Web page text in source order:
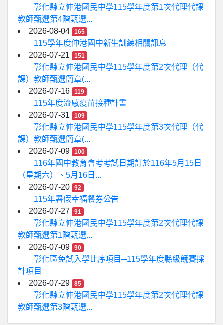
彰化縣立伸港國民中學115學年度第1次代理代課
教師甄選第4階甄選...
2026-08-04
165
115學年度伸港國中新生訓練相關訊息
2026-07-21
151
彰化縣立伸港國民中學115學年度第2次代理（代
課）教師甄選簡章(...
2026-07-16
119
115年度流感疫苗接種計畫
2026-07-31
109
彰化縣立伸港國民中學115學年度第3次代理（代
課）教師甄選簡章(...
2026-07-09
100
116年國中教育會考考試日期訂於116年5月15日
（星期六）、5月16日...
2026-07-20
92
115年暑假幸福餐券公告
2026-07-27
91
彰化縣立伸港國民中學115學年度第2次代理代課
教師甄選第1階甄選...
2026-07-09
90
彰化區免試入學比序項目─115學年度縣級競賽採
計項目
2026-07-29
85
彰化縣立伸港國民中學115學年度第2次代理代課
教師甄選第3階甄選...